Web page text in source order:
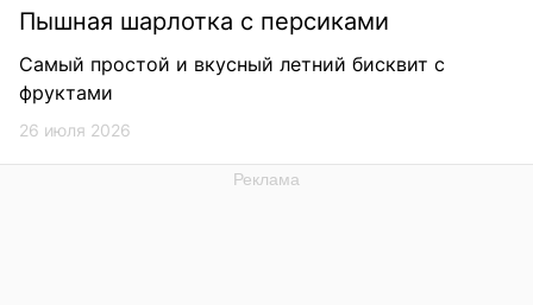
Пышная шарлотка с персиками
Самый простой и вкусный летний бисквит с
фруктами
26 июля 2026